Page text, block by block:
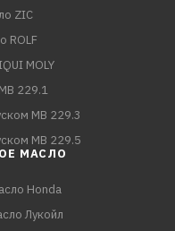
ZIC
ROLF
MOLY
229.1
MB 229.3
MB 229.5
МАСЛО
Honda
Лукойл